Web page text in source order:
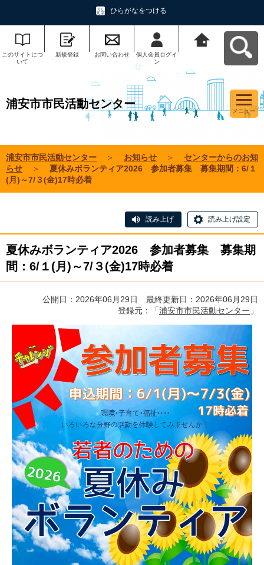
ひらがなをつける
このサイトにつ
いて
新規登録 お問い合わせ
個人会員ログイ
ン
浦安市市民活動センター
メニュー
浦安市市民活動センター ＞ お知らせ ＞
センターからのお知
らせ
＞
夏休みボランティア2026 参加者募集 募集期間：6/１
(月)～7/３(金)17時必着
読み上げ 読み上げ設定
夏休みボランティア2026 参加者募集 募集期
間：6/１(月)～7/３(金)17時必着
公開日：2026年06月29日 最終更新日：2026年06月29日
登録元：「浦安市市民活動センター 」